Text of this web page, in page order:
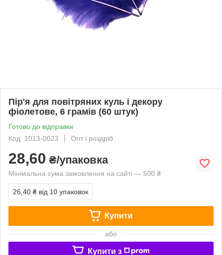
Пір'я для повітряних куль і декору
фіолетове, 6 грамів (60 штук)
Готово до відправки
Код: 1013-0023
Опт і роздріб
28,60 ₴/упаковка
Мінімальна сума замовлення на сайті — 500 ₴
26,40 ₴ від 10 упаковок
Купити
або
Купити з